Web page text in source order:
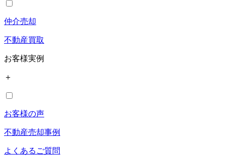
仲介売却
不動産買取
お客様実例
＋
お客様の声
不動産売却事例
よくあるご質問